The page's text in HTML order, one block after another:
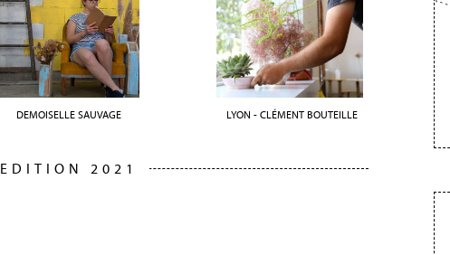
DEMOISELLE SAUVAGE LYON - CLÉMENT BOUTEILLE
EDITION 2021